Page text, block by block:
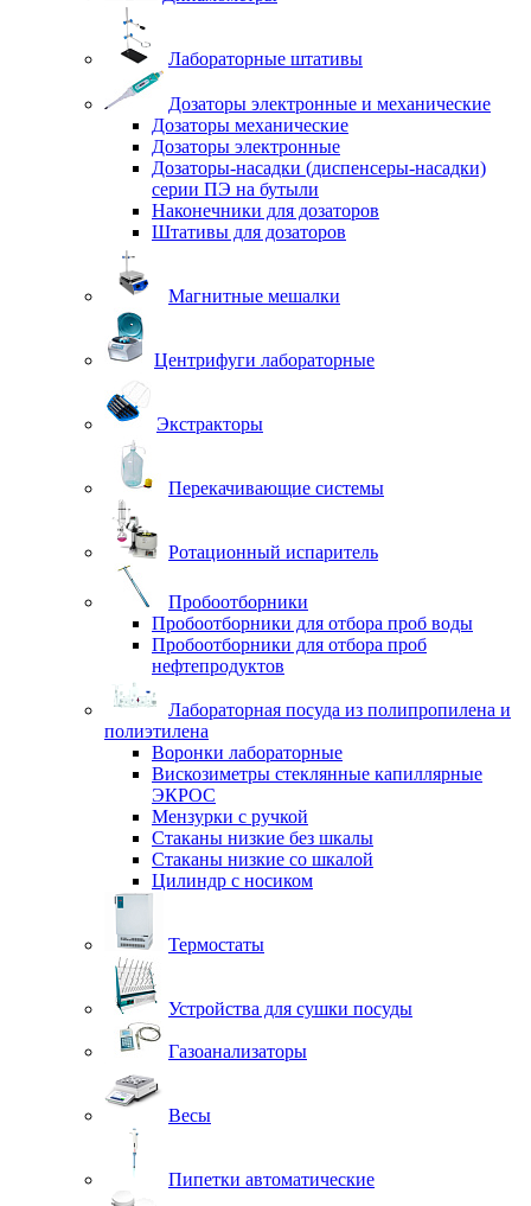
Лабораторные штативы
Дозаторы электронные и механические
Дозаторы механические
Дозаторы электронные
Дозаторы-насадки (диспенсеры-насадки)
серии ПЭ на бутыли
Наконечники для дозаторов
Штативы для дозаторов
Магнитные мешалки
Центрифуги лабораторные
Экстракторы
Перекачивающие системы
Ротационный испаритель
Пробоотборники
Пробоотборники для отбора проб воды
Пробоотборники для отбора проб
нефтепродуктов
Лабораторная посуда из полипропилена и
полиэтилена
Воронки лабораторные
Вискозиметры стеклянные капиллярные
ЭКРОС
Мензурки с ручкой
Стаканы низкие без шкалы
Стаканы низкие со шкалой
Цилиндр с носиком
Термостаты
Устройства для сушки посуды
Газоанализаторы
Весы
Пипетки автоматические